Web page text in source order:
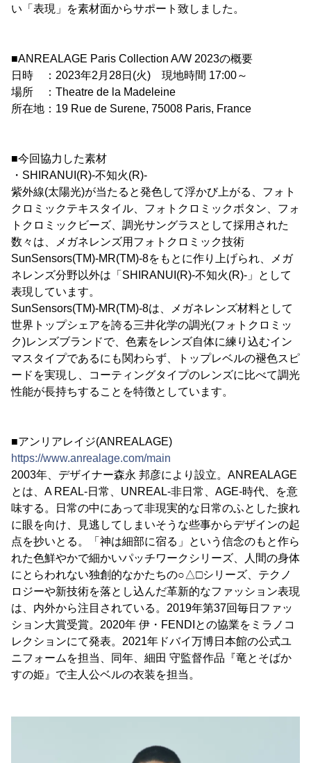
い「表現」を素材面からサポート致しました。
■ANREALAGE Paris Collection A/W 2023の概要
日時 ：2023年2月28日(火) 現地時間 17:00～
場所 ：Theatre de la Madeleine
所在地：19 Rue de Surene, 75008 Paris, France
■今回協力した素材
・SHIRANUI(R)-不知火(R)-
紫外線(太陽光)が当たると発色して浮かび上がる、フォト
クロミックテキスタイル、フォトクロミックボタン、フォ
トクロミックビーズ、調光サングラスとして採用された
数々は、メガネレンズ用フォトクロミック技術
SunSensors(TM)-MR(TM)-8をもとに作り上げられ、メガ
ネレンズ分野以外は「SHIRANUI(R)-不知火(R)-」として
表現しています。
SunSensors(TM)-MR(TM)-8は、メガネレンズ材料として
世界トップシェアを誇る三井化学の調光(フォトクロミッ
ク)レンズブランドで、色素をレンズ自体に練り込むイン
マスタイプであるにも関わらず、トップレベルの褪色スピ
ードを実現し、コーティングタイプのレンズに比べて調光
性能が長持ちすることを特徴としています。
■アンリアレイジ(ANREALAGE)
https://www.anrealage.com/main
2003年、デザイナー森永 邦彦により設立。ANREALAGE
とは、A REAL-日常、UNREAL-非日常、AGE-時代、を意
味する。日常の中にあって非現実的な日常のふとした捩れ
に眼を向け、見逃してしまいそうな些事からデザインの起
点を抄いとる。「神は細部に宿る」という信念のもと作ら
れた色鮮やかで細かいパッチワークシリーズ、人間の身体
にとらわれない独創的なかたちの○△□シリーズ、テクノ
ロジーや新技術を落とし込んだ革新的なファッション表現
は、内外から注目されている。2019年第37回毎日ファッ
ション大賞受賞。2020年 伊・FENDIとの協業をミラノコ
レクションにて発表。2021年ドバイ万博日本館の公式ユ
ニフォームを担当、同年、細田 守監督作品『竜とそばか
すの姫』で主人公ベルの衣装を担当。